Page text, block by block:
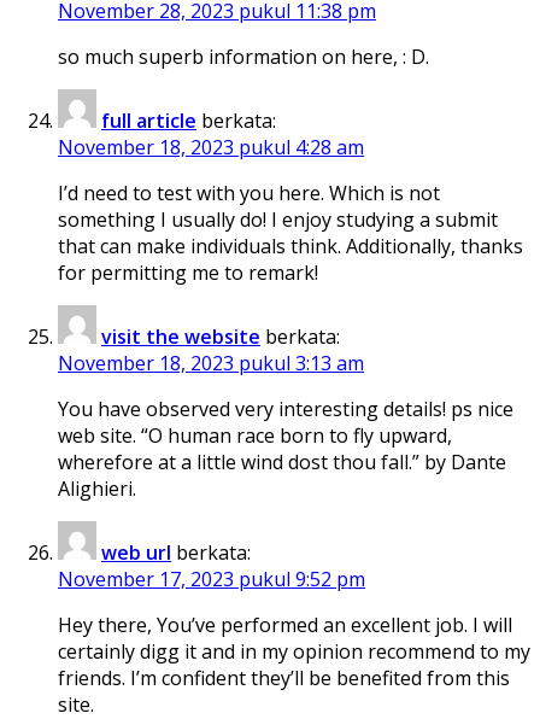
November 28, 2023 pukul 11:38 pm
so much superb information on here, : D.
full article berkata:
November 18, 2023 pukul 4:28 am
I’d need to test with you here. Which is not
something I usually do! I enjoy studying a submit
that can make individuals think. Additionally, thanks
for permitting me to remark!
visit the website berkata:
November 18, 2023 pukul 3:13 am
You have observed very interesting details! ps nice
web site. “O human race born to fly upward,
wherefore at a little wind dost thou fall.” by Dante
Alighieri.
web url berkata:
November 17, 2023 pukul 9:52 pm
Hey there, You’ve performed an excellent job. I will
certainly digg it and in my opinion recommend to my
friends. I’m confident they’ll be benefited from this
site.